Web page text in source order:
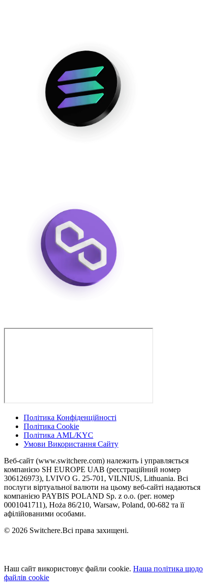
Політика Конфіденційності
Політика Cookie
Політика AML/KYC
Умови Використання Сайту
Веб-сайт (www.switchere.com) належить і управляється
компанією SH EUROPE UAB (реєстраційний номер
306126973), LVIVO G. 25-701, VILNIUS, Lithuania. Всі
послуги віртуальної валюти на цьому веб-сайті надаються
компанією PAYBIS POLAND Sp. z o.o. (рег. номер
0001041711), Hoża 86/210, Warsaw, Poland, 00-682 та її
афілійованими особами.
© 2026 Switchere.Всі права захищені.
Наш сайт використовує файли cookie. Наша політика щодо
файлів cookie